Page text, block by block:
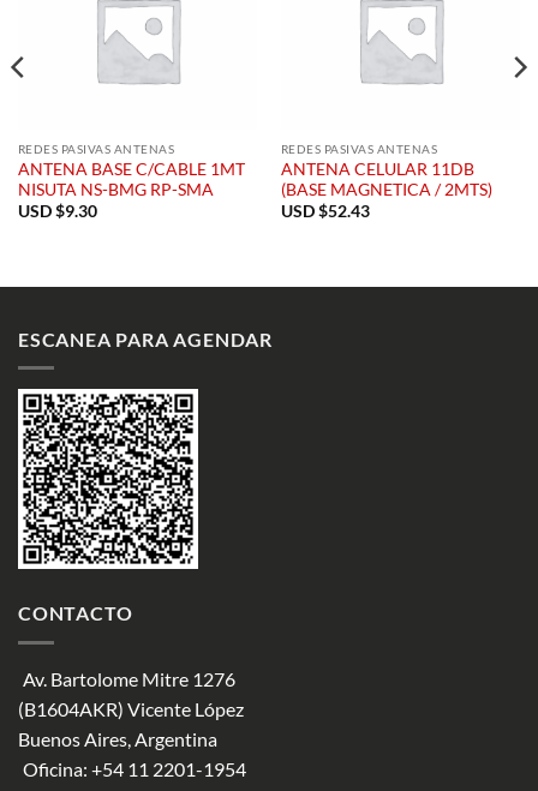
REDES PASIVAS ANTENAS
ANTENA BASE C/CABLE 1MT
NISUTA NS-BMG RP-SMA
USD $9.30
REDES PASIVAS ANTENAS
ANTENA CELULAR 11DB
(BASE MAGNETICA / 2MTS)
USD $52.43
ESCANEA PARA AGENDAR
CONTACTO
Av. Bartolome Mitre 1276
(B1604AKR) Vicente López
Buenos Aires, Argentina
Oficina: +54 11 2201-1954